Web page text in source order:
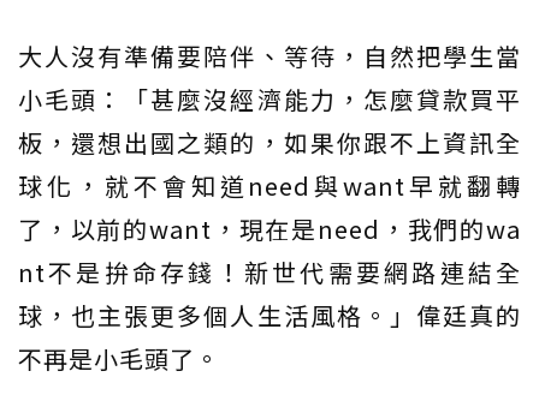
大人沒有準備要陪伴、等待，自然把學生當
小毛頭：「甚麼沒經濟能力，怎麼貸款買平
板，還想出國之類的，如果你跟不上資訊全
球化，就不會知道need與want早就翻轉
了，以前的want，現在是need，我們的wa
nt不是拚命存錢！新世代需要網路連結全
球，也主張更多個人生活風格。」偉廷真的
不再是小毛頭了。